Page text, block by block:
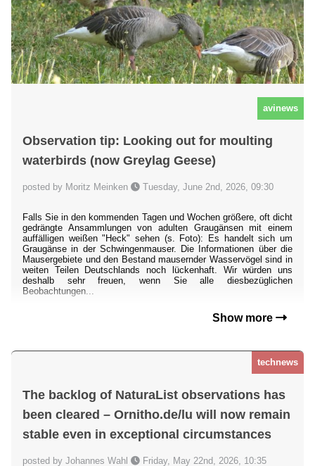
avinews
Observation tip: Looking out for moulting
waterbirds (now Greylag Geese)
posted by Moritz Meinken Tuesday, June 2nd, 2026, 09:30
Falls Sie in den kommenden Tagen und Wochen größere, oft dicht
gedrängte Ansammlungen von adulten Graugänsen mit einem
auffälligen weißen "Heck" sehen (s. Foto): Es handelt sich um
Graugänse in der Schwingenmauser. Die Informationen über die
Mausergebiete und den Bestand mausernder Wasservögel sind in
weiten Teilen Deutschlands noch lückenhaft. Wir würden uns
deshalb sehr freuen, wenn Sie alle diesbezüglichen
Beobachtungen...
Show more
technews
The backlog of NaturaList observations has
been cleared – Ornitho.de/lu will now remain
stable even in exceptional circumstances
posted by Johannes Wahl Friday, May 22nd, 2026, 10:35